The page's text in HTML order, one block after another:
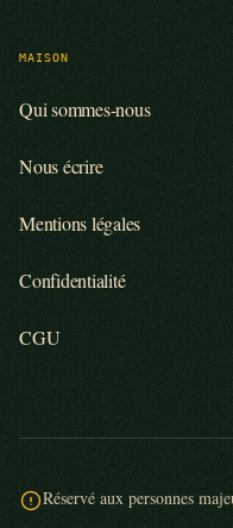
MAISON
Qui sommes-nous
Nous écrire
Mentions légales
Confidentialité
CGU
Réservé aux personnes